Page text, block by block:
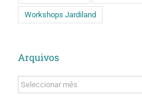
Workshops Jardiland
Arquivos
Arquivos